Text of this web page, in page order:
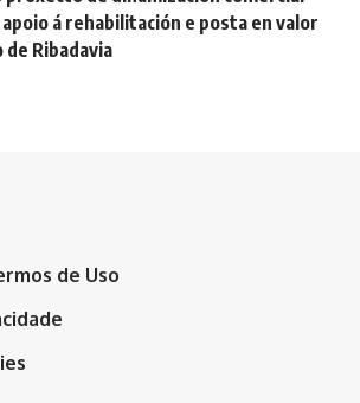
apoio á rehabilitación e posta en valor
Ribadavia
de Uso